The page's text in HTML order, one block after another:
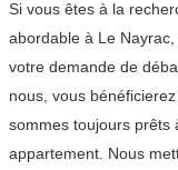
Si vous êtes à la
abordable à Le
votre demande de
nous, vous
sommes toujours prêts
appartement. Nous